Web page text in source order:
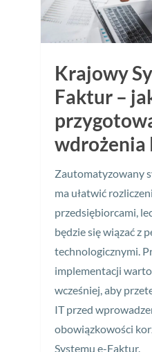
Krajowy
Faktur –
wdrożenia
Zautomatyzowany
ma ułatwić
przedsiębiorcami,
będzie się wiązać z
technologicznymi.
implementacji
wcześniej, aby
IT przed
obowiązkowości
Systemu e-Faktur.